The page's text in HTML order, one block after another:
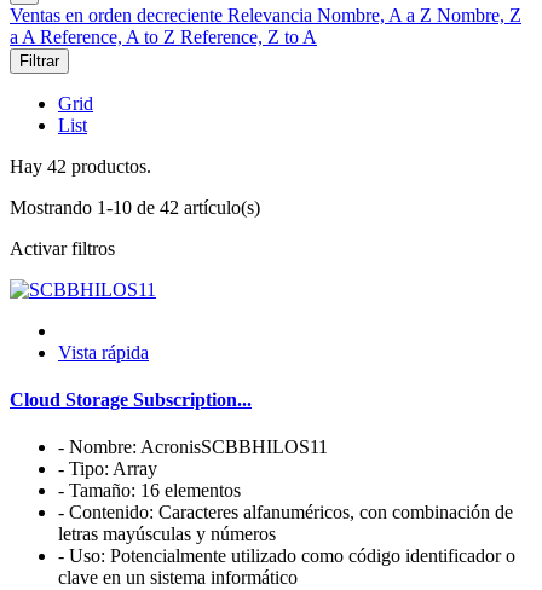
Ventas en orden decreciente Relevancia Nombre, A a Z Nombre, Z
a A Reference, A to Z Reference, Z to A
Filtrar
Grid
List
Hay 42 productos.
Mostrando 1-10 de 42 artículo(s)
Activar filtros
Vista rápida
Cloud Storage Subscription...
- Nombre: AcronisSCBBHILOS11
- Tipo: Array
- Tamaño: 16 elementos
- Contenido: Caracteres alfanuméricos, con combinación de
letras mayúsculas y números
- Uso: Potencialmente utilizado como código identificador o
clave en un sistema informático